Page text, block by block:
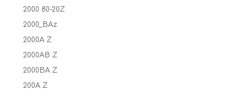
2000 80-20Z
2000_BAz
2000A Z
2000AB Z
2000BA Z
200A Z